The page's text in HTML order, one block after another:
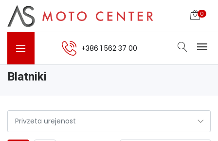
0
+386 1 562 37 00
Blatniki